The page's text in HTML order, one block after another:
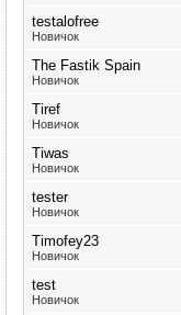
testalofree
Новичок
The Fastik Spain
Новичок
Tiref
Новичок
Tiwas
Новичок
tester
Новичок
Timofey23
Новичок
test
Новичок